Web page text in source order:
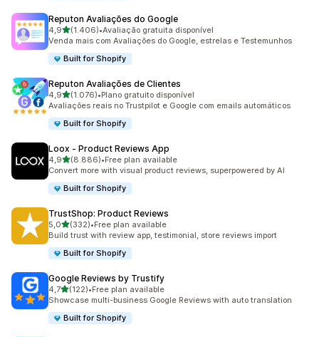
Reputon Avaliações do Google
4,9de 5 estrelas
(1.406)
1406 total de avaliações
•Avaliação gratuita disponível
Venda mais com Avaliações do Google, estrelas e Testemunhos
Built for Shopify
Reputon Avaliações de Clientes
4,9de 5 estrelas
(1.076)
1076 total de avaliações
•Plano gratuito disponível
Avaliações reais no Trustpilot e Google com emails automáticos
Built for Shopify
Loox ‑ Product Reviews App
4,9de 5 estrelas
(8.886)
8886 total de avaliações
•Free plan available
Convert more with visual product reviews, superpowered by AI
Built for Shopify
TrustShop: Product Reviews
5,0de 5 estrelas
(332)
332 total de avaliações
•Free plan available
Build trust with review app, testimonial, store reviews import
Built for Shopify
Google Reviews by Trustify
4,7de 5 estrelas
(122)
122 total de avaliações
•Free plan available
Showcase multi-business Google Reviews with auto translation
Built for Shopify